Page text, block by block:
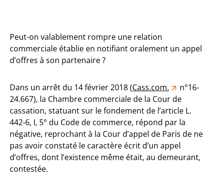
Peut-on valablement rompre une relation
commerciale établie en notifiant oralement un appel
d’offres à son partenaire ?
Dans un arrêt du 14 février 2018 (Cass.com.
n°16-
24.667), la Chambre commerciale de la Cour de
cassation, statuant sur le fondement de l’article L.
442-6, I, 5° du Code de commerce, répond par la
négative, reprochant à la Cour d’appel de Paris de ne
pas avoir constaté le caractère écrit d’un appel
d’offres, dont l’existence même était, au demeurant,
contestée.